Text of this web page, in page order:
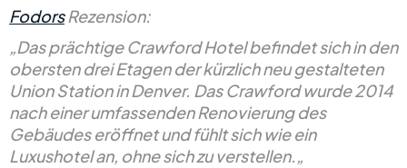
FodorsRezension:
„Das prächtige Crawford Hotel befindet sich in den
obersten drei Etagen der kürzlich neu gestalteten
Union Station in Denver. Das Crawford wurde 2014
nach einer umfassenden Renovierung des
Gebäudes eröffnet und fühlt sich wie ein
Luxushotel an, ohne sich zu verstellen.„